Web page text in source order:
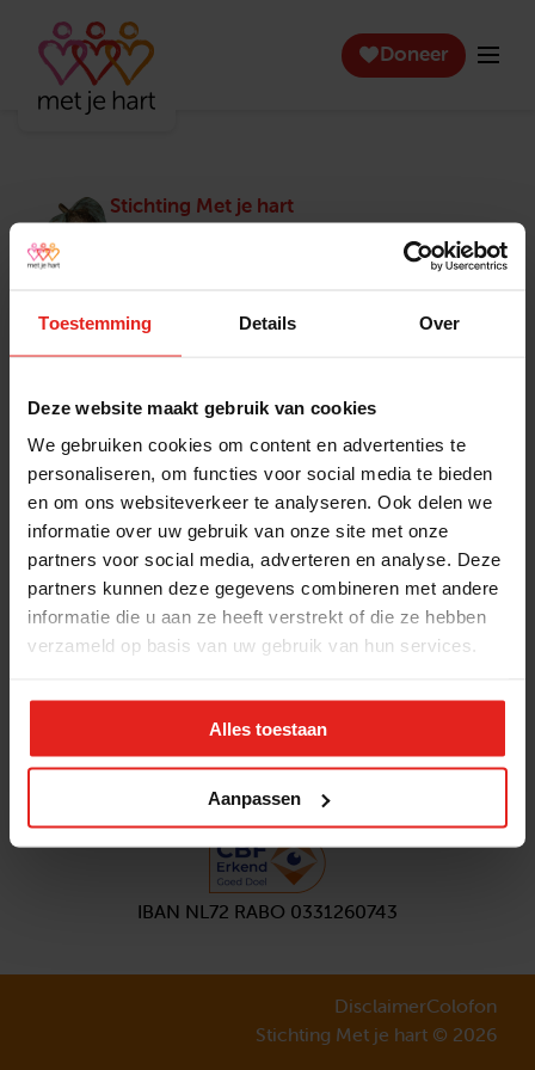
Toestemming Details Over
Deze website maakt gebruik van cookies
We gebruiken cookies om content en advertenties te
personaliseren, om functies voor social media te bieden
en om ons websiteverkeer te analyseren. Ook delen we
informatie over uw gebruik van onze site met onze
partners voor social media, adverteren en analyse. Deze
partners kunnen deze gegevens combineren met andere
informatie die u aan ze heeft verstrekt of die ze hebben
verzameld op basis van uw gebruik van hun services.
Alles toestaan
Aanpassen
Doneer
Stichting Met je hart
Stichting Met je hart laat ouderen die zich
eenzaam voelen weer genieten en inspireert
winnaar van het Appeltje van Oranje.
Actuele vacatures
Pers en media
Jaarverslag 2025
Contact
Klachtenprocedure
Privacyverklaring
Opzeggen
Volg ons
Aanmeldennieuwsbrief
IBAN NL72 RABO 0331260743
DisclaimerColofon
Stichting Met je hart © 2026